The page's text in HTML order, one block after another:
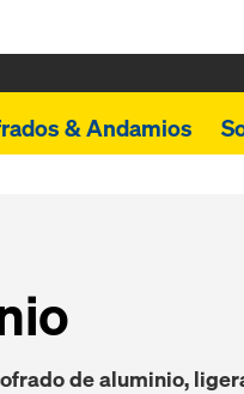
& Andamios
de aluminio,